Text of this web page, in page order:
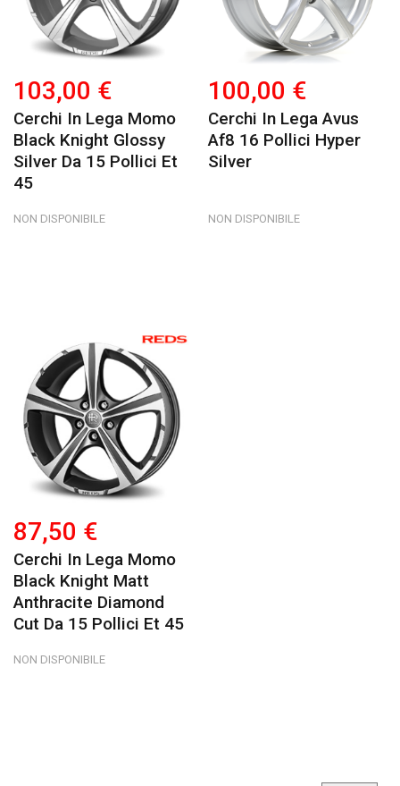
103,00 €
Cerchi In Lega Momo
Black Knight Glossy
Silver Da 15 Pollici Et
45
NON DISPONIBILE
100,00 €
Cerchi In Lega Avus
Af8 16 Pollici Hyper
Silver
NON DISPONIBILE
87,50 €
Cerchi In Lega Momo
Black Knight Matt
Anthracite Diamond
Cut Da 15 Pollici Et 45
NON DISPONIBILE